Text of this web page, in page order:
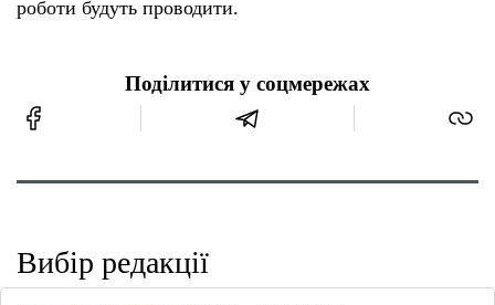
роботи будуть проводити.
Поділитися у соцмережах
Вибір редакції